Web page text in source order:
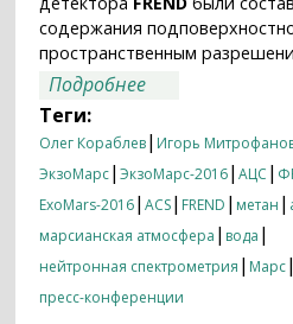
содержания
пространственным
Подробнее
опубликованы
Теги:
Олег Кораблев| Игорь
ЭкзоМарс|ЭкзоМарс-2016|АЦС |
ExoMars-2016|ACS| FREND | метан |
марсианская атмосфера | вода |
нейтронная спектрометрия | Марс|
пресс-конференции